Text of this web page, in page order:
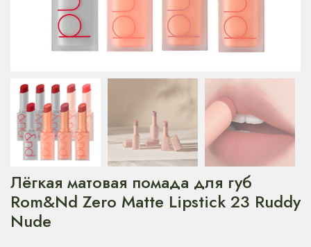
Лёгкая матовая помада для губ
Rom&Nd Zero Matte Lipstick 23 Ruddy
Nude